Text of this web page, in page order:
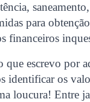
para
financeiros
escrevo por
identificar os
loucura! Entre